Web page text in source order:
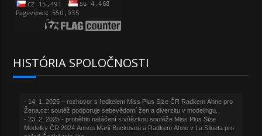
HISTÓRIA SPOLOČNOSTI